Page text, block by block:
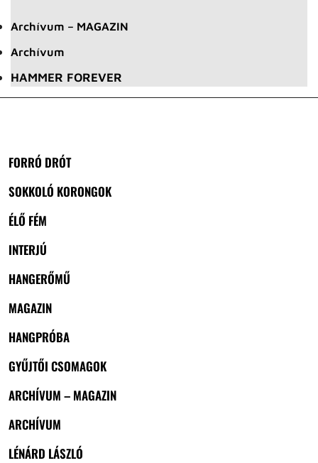
Archívum – MAGAZIN
Archívum
HAMMER FOREVER
FORRÓ DRÓT
SOKKOLÓ KORONGOK
ÉLŐ FÉM
INTERJÚ
HANGERŐMŰ
MAGAZIN
HANGPRÓBA
GYŰJTŐI CSOMAGOK
ARCHÍVUM – MAGAZIN
ARCHÍVUM
LÉNÁRD LÁSZLÓ